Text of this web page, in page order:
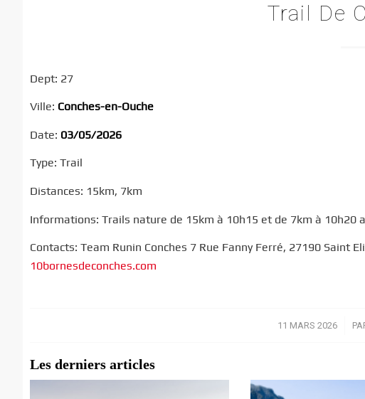
Trail De
Dept: 27
Ville: Conches-en-Ouche
Date: 03/05/2026
Type: Trail
Distances: 15km, 7km
Informations: Trails nature de 15km à 10h15 et de 7km à 10h20
Contacts: Team Runin Conches 7 Rue Fanny Ferré, 27190 Saint
10bornesdeconches.com
11 MARS 2026
/
Les derniers articles